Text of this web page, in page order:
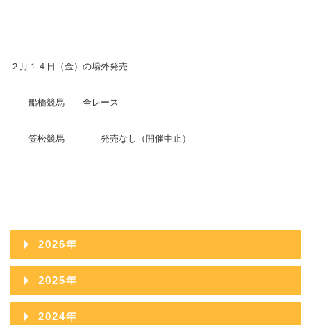
２月１４日（金）の場外発売
船橋競馬 全レース
笠松競馬 発売なし（開催中止）
2026年
2026年08月
2026年07月
2025年
2025年12月
2024年